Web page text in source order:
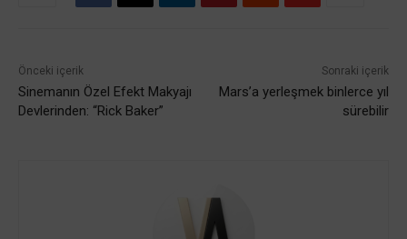
Önceki içerik
Sinemanın Özel Efekt Makyajı
Devlerinden: “Rick Baker”
Sonraki içerik
Mars’a yerleşmek binlerce yıl
sürebilir